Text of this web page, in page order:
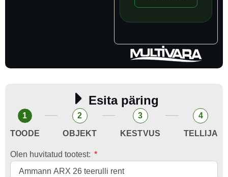
Esita päring
1
TOODE
2
OBJEKT
3
KESTVUS
4
TELLIJA
Olen huvitatud tootest: